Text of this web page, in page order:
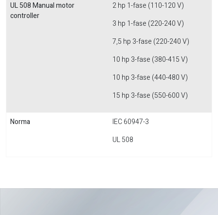
UL 508 Manual motor
controller
2 hp 1-fase (110-120 V)
3 hp 1-fase (220-240 V)
7,5 hp 3-fase (220-240 V)
10 hp 3-fase (380-415 V)
10 hp 3-fase (440-480 V)
15 hp 3-fase (550-600 V)
Norma
IEC 60947-3
UL 508